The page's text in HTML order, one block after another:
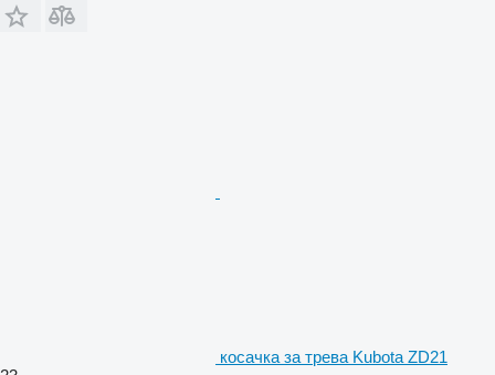
косачка за трева Kubota ZD21